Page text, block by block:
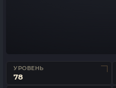
УРОВЕНЬ
78